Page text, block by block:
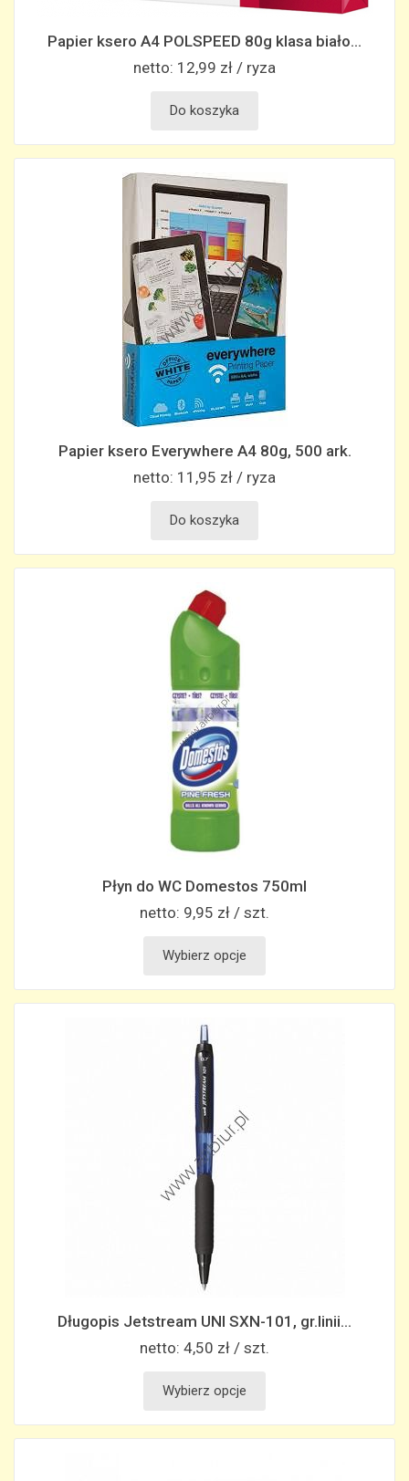
Papier ksero A4 POLSPEED 80g klasa biało...
netto: 12,99 zł / ryza
Do koszyka
Papier ksero Everywhere A4 80g, 500 ark.
netto: 11,95 zł / ryza
Do koszyka
Płyn do WC Domestos 750ml
netto: 9,95 zł / szt.
Wybierz opcje
Długopis Jetstream UNI SXN-101, gr.linii...
netto: 4,50 zł / szt.
Wybierz opcje